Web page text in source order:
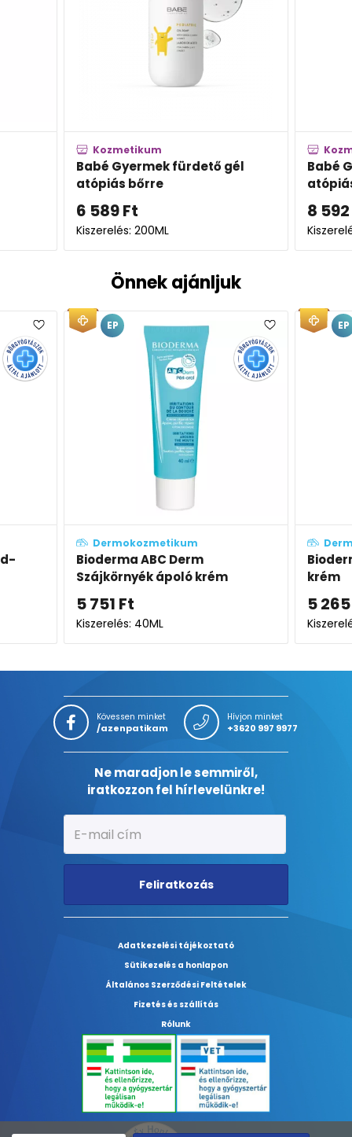
fürdető gél
Babé Gyermek testápoló
atópiás bőrre
Kiszerelés: 200ML
Önnek ajánljuk
Dermokozmetikum
Bioderma ABC Derm
Szájkörnyék ápoló krém
Ft
Kiszerelés: 40ML
Bioderma
Ft
Kiszerelés: 40ML
Kövessen minket
/azenpatikam
Hívjon minket
+3620 997 9977
Ne maradjon le semmiről,
iratkozzon fel hírlevelünkre!
Feliratkozás
Adatkezelési tájékoztató
Sütikezelés a honlapon
Általános Szerződési Feltételek
Fizetés és szállítás
Rólunk